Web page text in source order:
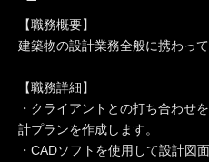
【職務概要】
建築物の設計業務全般に携わって
【職務詳細】
・クライアントとの打ち合わせ
計プランを作成します。
・CADソフトを使用して設計図